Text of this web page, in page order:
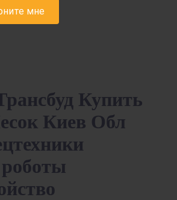
Купить
Киев Обл